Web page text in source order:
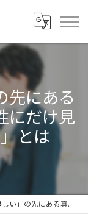
先にある
にだけ見
とは
男性が本命の女性にだけ見せる「不器用な本気」とは